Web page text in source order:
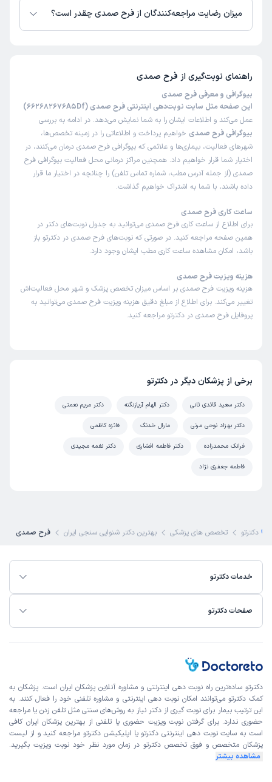
میزان رضایت مراجعه‌کنندگان از فرح صمدی چقدر است؟
راهنمای نوبت‌گیری از فرح صمدی
بیوگرافی و معرفی فرح صمدی
این صفحه مثل سایت نوبت‌دهی اینترنتی فرح صمدی (662682676A5Df)
عمل می‌کند و اطلاعات ایشان را به شما نمایش می‌دهد. در ادامه به بررسی
بیوگرافی فرح صمدی خواهیم پرداخت و اطلاعاتی را در زمینه تخصص‌ها،
شهرهای فعالیت، بیماری‌ها و علائمی که بیوگرافی فرح صمدی درمان می‌کنند، در
اختیار شما قرار خواهیم داد. همچنین مراکز درمانی محل فعالیت بیوگرافی فرح
صمدی (از جمله آدرس مطب، شماره تماس تلفن) را چنانچه در اختیار ما قرار
داده باشند، با شما به اشتراک خواهیم گذاشت.
ساعت کاری فرح صمدی
برای اطلاع از ساعت کاری فرح صمدی می‌توانید به جدول نوبت‌های دکتر در
همین صفحه مراجعه کنید. در صورتی که نوبت‌های فرح صمدی در دکترتو باز
باشد، امکان مشاهده ساعت کاری مطب ایشان وجود دارد.
هزینه ویزیت فرح صمدی
هزینه ویزیت فرح صمدی بر اساس میزان تخصص پزشک و شهر محل فعالیت‌اش
تغییر می‌کند. برای اطلاع از مبلغ دقیق هزینه ویزیت فرح صمدی می‌توانید به
پروفایل فرح صمدی در دکترتو مراجعه کنید.
برخی از پزشکان دیگر در دکترتو
دکتر سعید قائدی ثانی دکتر الهام آریازنگنه دکتر مریم نعمتی
دکتر بهزاد نوحی مرنی مارال خدنگ فائزه کاظمی
فرانک محمدزاده دکتر فاطمه افشاری دکتر نغمه مجیدی
فاطمه جعفری نژاد
دکترتو تخصص های پزشکی بهترین دکتر شنوایی سنجی ایران فرح صمدی
خدمات دکترتو
صفحات دکترتو
دکترتو ساده‌ترین راه نوبت‌ دهی اینترنتی و مشاوره آنلاین پزشکان ایران است. پزشکان به
کمک دکترتو می‌توانند امکان نوبت دهی اینترنتی و مشاوره تلفنی خود را فعال کنند. به
این ترتیب بیمار برای نوبت گیری از دکتر نیاز به روش‌های سنتی مثل تلفن زدن یا مراجعه
حضوری ندارد. برای گرفتن نوبت ویزیت حضوری یا تلفنی از بهترین پزشکان ایران کافی
است به سایت نوبت دهی اینترنتی دکترتو یا اپلیکیشن دکترتو مراجعه کنید و از لیست
پزشکان متخصص و فوق تخصص دکترتو در زمان مورد نظر خود نوبت ویزیت بگیرید.
مشاهده بیشتر